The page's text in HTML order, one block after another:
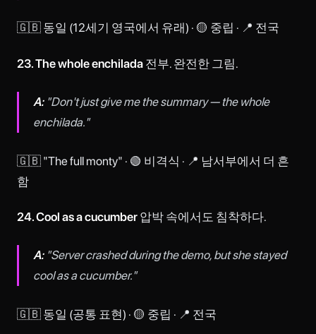
🇬🇧 동일 (12세기 영국에서 유래) · 🟡 중립 · 📍 전국
23. The whole enchilada 전부. 완전한 그림.
A:"Don't just give me the summary — the whole
enchilada."
🇬🇧 "The full monty" · 🟢 비격식 · 📍 남서부에서 더 흔
함
24. Cool as a cucumber 압박 속에서도 침착하다.
A:"Server crashed during the demo, but she stayed
cool as a cucumber."
🇬🇧 동일 (공통 표현) · 🟡 중립 · 📍 전국